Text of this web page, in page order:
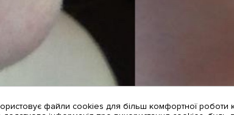
файли cookies для більш комфортної роботи